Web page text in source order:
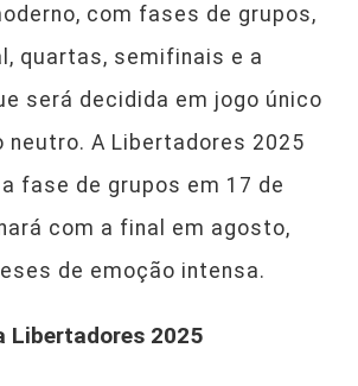
com fases de grupos,
quartas, semifinais e a
será decidida em jogo único
neutro. A Libertadores 2025
fase de grupos em 17 de
com a final em agosto,
de emoção intensa.
Libertadores 2025